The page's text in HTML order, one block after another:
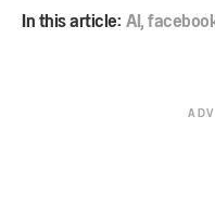
In this article:AI,